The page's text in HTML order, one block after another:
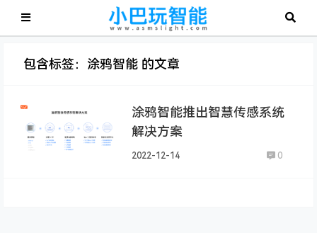
包含标签：涂鸦智能 的文章
涂鸦智能推出智慧传感系统
解决方案
2022-12-14 0